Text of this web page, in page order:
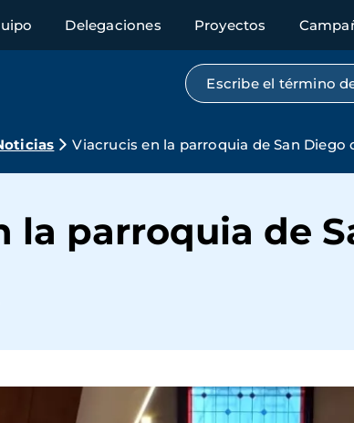
Delegaciones Proyectos
Búsqueda por
Viacrucis en la parroquia de San Diego
la parroquia de